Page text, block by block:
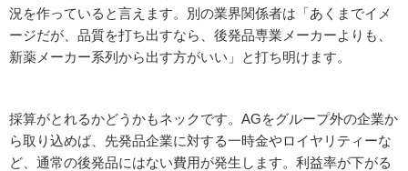
況を作っていると言えます。別の業界関係者は「あくまでイメ
ージだが、品質を打ち出すなら、後発品専業メーカーよりも、
新薬メーカー系列から出す方がいい」と打ち明けます。
採算がとれるかどうかもネックです。AGをグループ外の企業か
ら取り込めば、先発品企業に対する一時金やロイヤリティーな
ど、通常の後発品にはない費用が発生します。利益率が下がる